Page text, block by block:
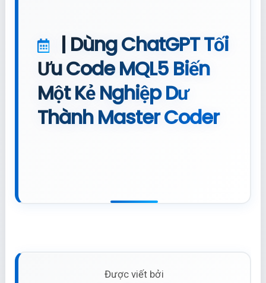
| Dùng ChatGPT Tối
Ưu Code MQL5 Biến
Một Kẻ Nghiệp Dư
Thành Master Coder
Được viết bởi